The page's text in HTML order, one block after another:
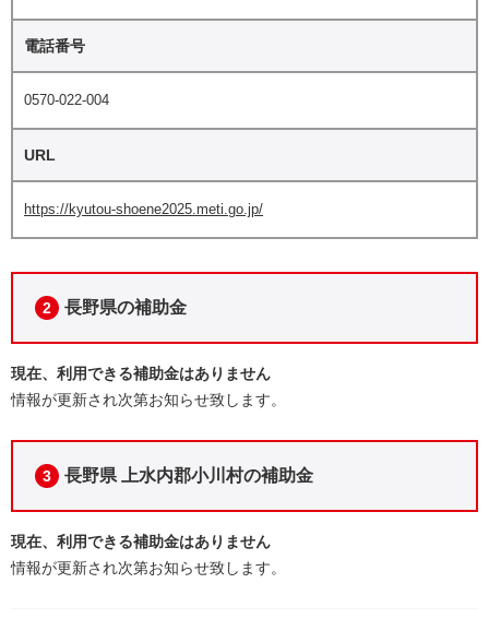
電話番号
0570-022-004
URL
https://kyutou-shoene2025.meti.go.jp/
2 長野県の補助金
現在、利用できる補助金はありません
情報が更新され次第お知らせ致します。
3 長野県 上水内郡小川村の補助金
現在、利用できる補助金はありません
情報が更新され次第お知らせ致します。